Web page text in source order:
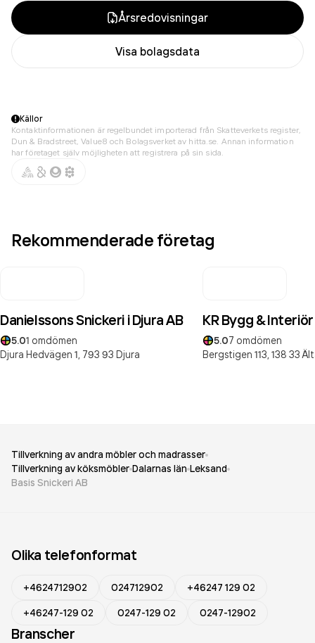
Årsredovisningar
Visa bolagsdata
Källor
Kontaktinformationen är regelbundet importerad från Skatteverkets register,
Dun & Bradstreet, Value8 och Bolagsverket av hitta.se. Annan information
har företaget själv möjligheten att registrera på sin sida.
Rekommenderade företag
Danielssons Snickeri i Djura AB
5.01 omdömen
Djura Hedvägen 1, 793 93 Djura
KR Bygg &
5.07 omdömen
Bergstigen 113, 138 33
Tillverkning av andra möbler och madrasser
Tillverkning av köksmöbler Dalarnas län Leksand
Basis Snickeri AB
Olika telefonformat
+4624712902 024712902
+46247 129 02
+46247-129 02
0247-129 02 0247-12902
Branscher